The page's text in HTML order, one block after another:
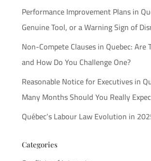
Performance Improvement Plans in
Genuine Tool, or a Warning Sign of
Non-Compete Clauses in Quebec: Are
and How Do You Challenge One?
Reasonable Notice for Executives in
Many Months Should You Really
Québec’s Labour Law Evolution in
Categories